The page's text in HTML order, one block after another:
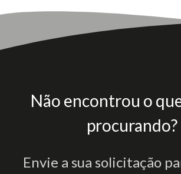
Não encontrou o
procurando?
Envie a sua solicitação